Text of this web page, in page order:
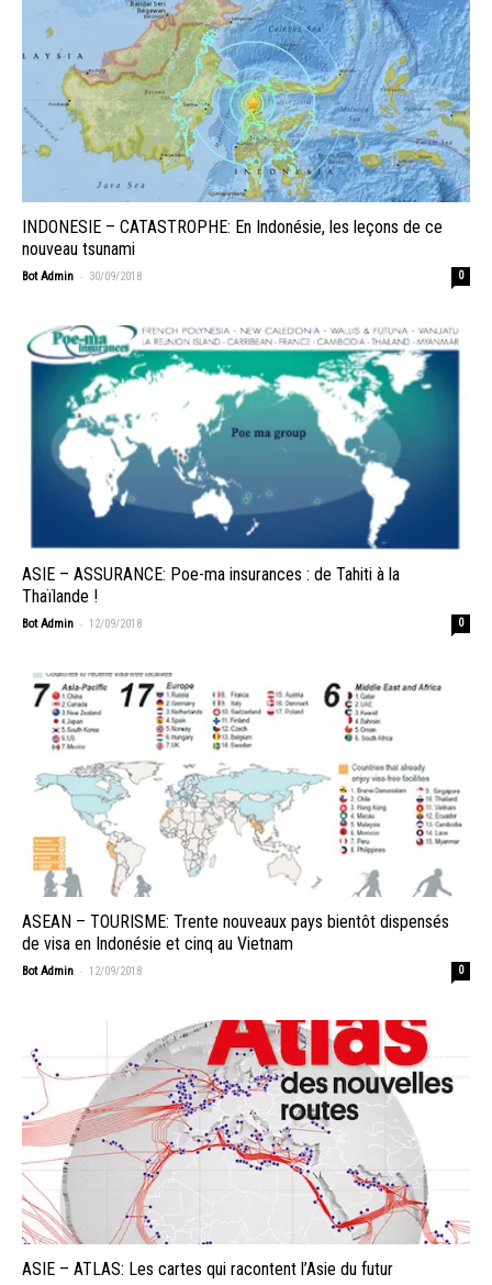
INDONESIE – CATASTROPHE: En Indonésie, les leçons de ce
nouveau tsunami
Bot Admin - 30/09/2018 0
ASIE – ASSURANCE: Poe-ma insurances : de Tahiti à la
Thaïlande !
Bot Admin - 12/09/2018 0
ASEAN – TOURISME: Trente nouveaux pays bientôt dispensés
de visa en Indonésie et cinq au Vietnam
Bot Admin - 12/09/2018 0
ASIE – ATLAS: Les cartes qui racontent l’Asie du futur